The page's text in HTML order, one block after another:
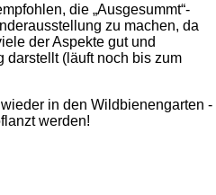
die „Ausgesummt“-
zu machen, da
der Aspekte gut und
(läuft noch bis zum
in den Wildbienengarten -
werden!